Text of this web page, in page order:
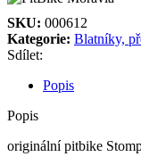
SKU: 000612
Kategorie: Blatníky,
Sdílet:
Popis
Popis
originální pitbike